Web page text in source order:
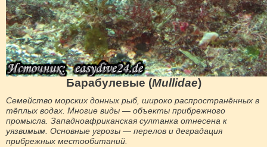
Барабулевые (Mullidae)
Семейство морских донных рыб, широко распространённых в
тёплых водах. Многие виды — объекты прибрежного
промысла. Западноафриканская султанка отнесена к
уязвимым. Основные угрозы — перелов и деградация
прибрежных местообитаний.